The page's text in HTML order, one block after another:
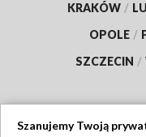
KRAKÓW /
OPOLE /
SZCZECIN /
Szanujemy Twoją